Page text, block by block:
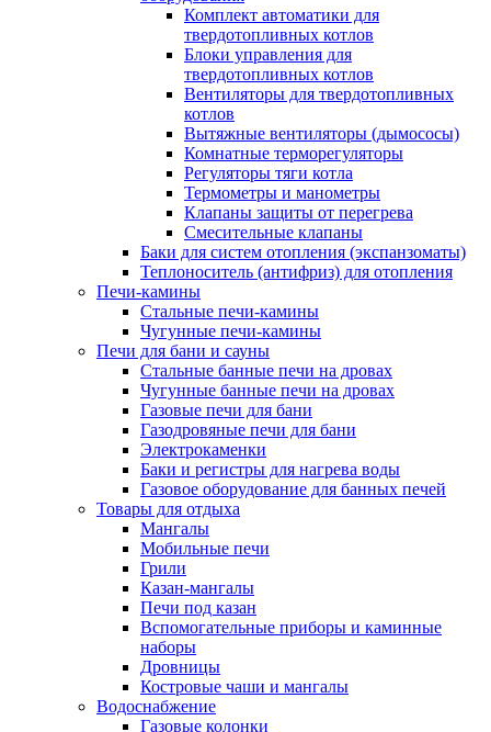
Комплект автоматики для
твердотопливных котлов
Блоки управления для
твердотопливных котлов
Вентиляторы для твердотопливных
котлов
Вытяжные вентиляторы (дымососы)
Комнатные терморегуляторы
Регуляторы тяги котла
Термометры и манометры
Клапаны защиты от перегрева
Смесительные клапаны
Баки для систем отопления (экспанзоматы)
Теплоноситель (антифриз) для отопления
Печи-камины
Стальные печи-камины
Чугунные печи-камины
Печи для бани и сауны
Стальные банные печи на дровах
Чугунные банные печи на дровах
Газовые печи для бани
Газодровяные печи для бани
Электрокаменки
Баки и регистры для нагрева воды
Газовое оборудование для банных печей
Товары для отдыха
Мангалы
Мобильные печи
Грили
Казан-мангалы
Печи под казан
Вспомогательные приборы и каминные
наборы
Дровницы
Костровые чаши и мангалы
Водоснабжение
Газовые колонки